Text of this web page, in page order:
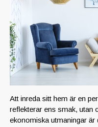
Att inreda sitt hem är en
reflekterar ens smak, utan
ekonomiska utmaningar